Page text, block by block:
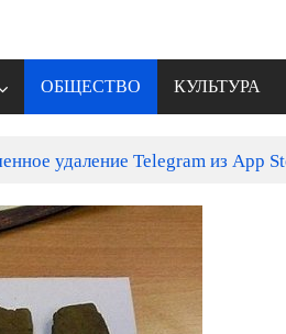
ОБЩЕСТВО КУЛЬТУРА
удаление Telegram из App